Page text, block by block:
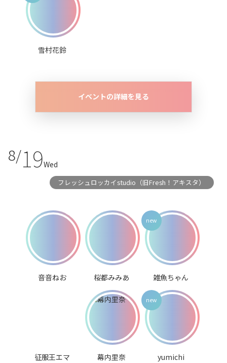
雪村花鈴
イベントの詳細を見る
8/19Wed
フレッシュロッカイstudio（旧Fresh！アキスタ）
音音ねお 桜都みみあ 雑魚ちゃん
征服王エマ 幕内里奈 yumichi